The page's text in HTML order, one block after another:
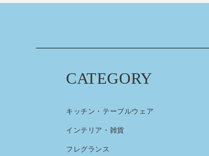
CATEGORY
キッチン・テーブルウェア
インテリア・雑貨
フレグランス